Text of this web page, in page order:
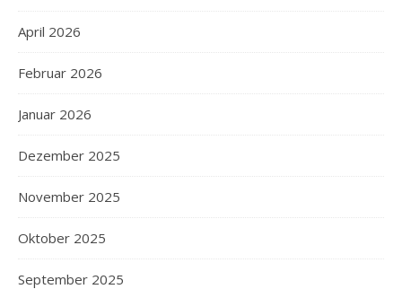
April 2026
Februar 2026
Januar 2026
Dezember 2025
November 2025
Oktober 2025
September 2025